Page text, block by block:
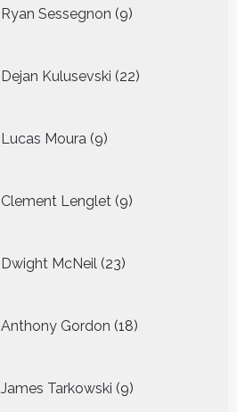
Ryan Sessegnon 9
producten
Dejan Kulusevski 22
producten
Lucas Moura 9
producten
Clement Lenglet 9
producten
Dwight McNeil 23
producten
Anthony Gordon 18
producten
James Tarkowski 9
producten